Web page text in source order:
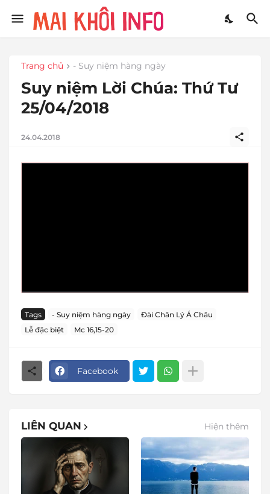
Trang chủ - Suy niệm hàng ngày
Suy niệm Lời Chúa: Thứ Tư
25/04/2018
24.04.2018
Tags - Suy niệm hàng ngày
Đài Chân Lý Á Châu
Lễ đặc biệt
Mc 16,15-20
Facebook
LIÊN QUAN Hiện thêm